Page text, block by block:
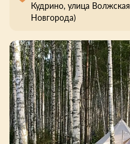
Кудрино, улица
Новгорода)